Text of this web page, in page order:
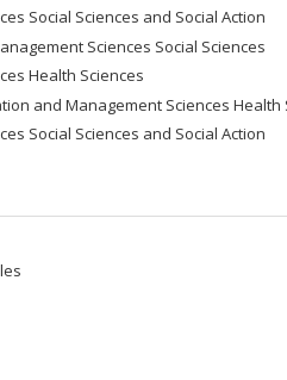
Social Sciences and Social Action
Sciences Social Sciences
Health Sciences
and Management Sciences Health
Social Sciences and Social Action